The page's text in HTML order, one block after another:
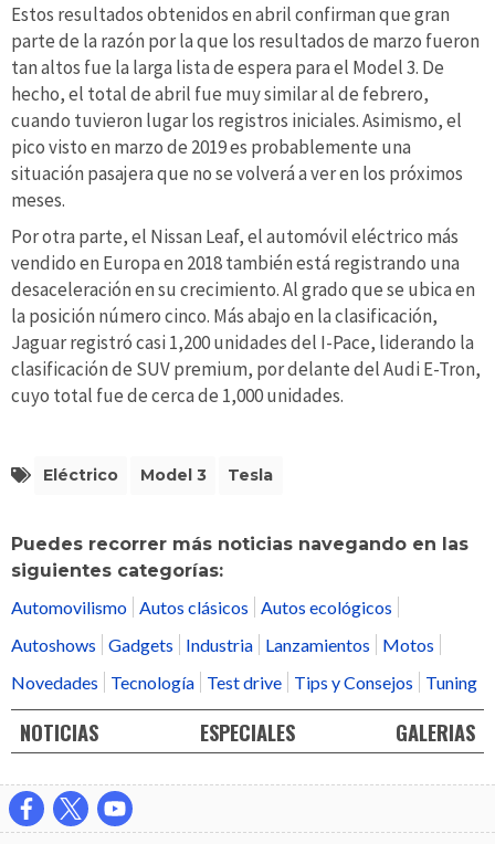
Estos resultados obtenidos en abril confirman que gran
parte de la razón por la que los resultados de marzo fueron
tan altos fue la larga lista de espera para el Model 3. De
hecho, el total de abril fue muy similar al de febrero,
cuando tuvieron lugar los registros iniciales. Asimismo, el
pico visto en marzo de 2019 es probablemente una
situación pasajera que no se volverá a ver en los próximos
meses.
Por otra parte, el Nissan Leaf, el automóvil eléctrico más
vendido en Europa en 2018 también está registrando una
desaceleración en su crecimiento. Al grado que se ubica en
la posición número cinco. Más abajo en la clasificación,
Jaguar registró casi 1,200 unidades del I-Pace, liderando la
clasificación de SUV premium, por delante del Audi E-Tron,
cuyo total fue de cerca de 1,000 unidades.
Eléctrico Model 3 Tesla
Puedes recorrer más noticias navegando en las
siguientes categorías:
Automovilismo Autos clásicos
Autos ecológicos
Autoshows
Gadgets Industria Lanzamientos
Motos
Novedades
Tecnología Test drive Tips y Consejos Tuning
NOTICIAS ESPECIALES GALERIAS